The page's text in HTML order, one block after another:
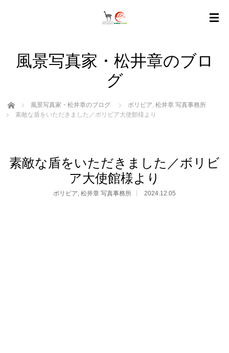
風景写真家・松井章のブロ
グ
ホーム 風景写真家・松井章のブログ ボリビア, 松井章 写真事務所
素敵な盾をいただきました／ボリビア大使館様より
素敵な盾をいただきました／ボリビ
ア大使館様より
ボリビア, 松井章 写真事務所 2024.12.05